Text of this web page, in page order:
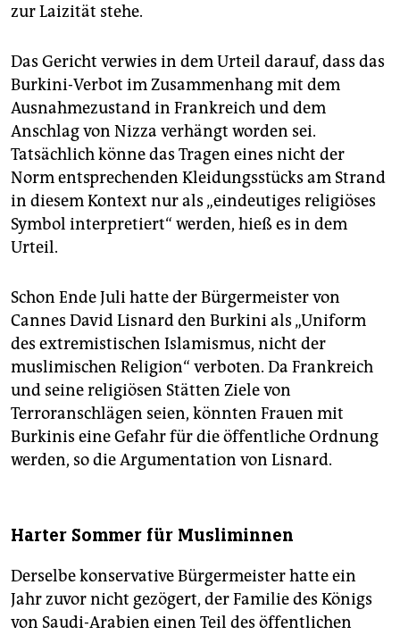
zur Laizität stehe.
Das Gericht verwies in dem Urteil darauf, dass das
Burkini-Verbot im Zusammenhang mit dem
Ausnahmezustand in Frankreich und dem
Anschlag von Nizza verhängt worden sei.
Tatsächlich könne das Tragen eines nicht der
Norm entsprechenden Kleidungsstücks am Strand
in diesem Kontext nur als „eindeutiges religiöses
Symbol interpretiert“ werden, hieß es in dem
Urteil.
Schon Ende Juli hatte der Bürgermeister von
Cannes David Lisnard den Burkini als „Uniform
des extremistischen Islamismus, nicht der
muslimischen Religion“ verboten. Da Frankreich
und seine religiösen Stätten Ziele von
Terroranschlägen seien, könnten Frauen mit
Burkinis eine Gefahr für die öffentliche Ordnung
werden, so die Argumentation von Lisnard.
Harter Sommer für Musliminnen
Derselbe konservative Bürgermeister hatte ein
Jahr zuvor nicht gezögert, der Familie des Königs
von Saudi-Arabien einen Teil des öffentlichen